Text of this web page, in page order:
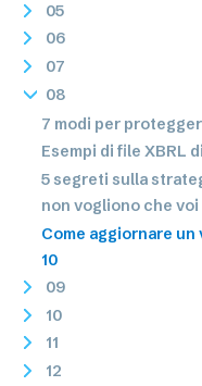
05
06
07
08
7 modi per
Esempi di file XBRL
5 segreti sulla
non vogliono che
Come aggiornare
10
09
10
11
12